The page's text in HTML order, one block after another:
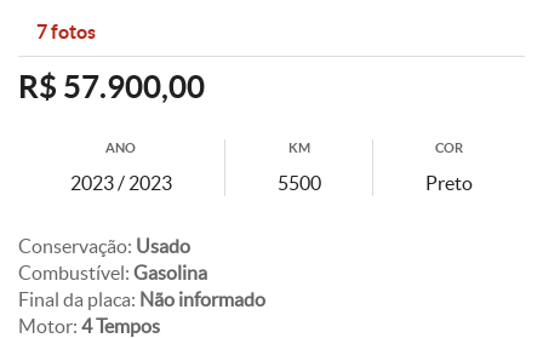
7 fotos
R$ 57.900,00
ANO
2023 / 2023
KM
5500
COR
Preto
Conservação: Usado
Combustível: Gasolina
Final da placa: Não informado
Motor: 4 Tempos